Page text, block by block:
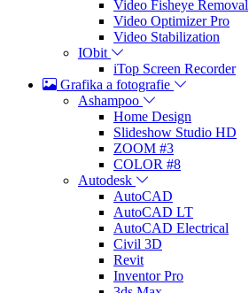
Video Fisheye Removal
Video Optimizer Pro
Video Stabilization
IObit
iTop Screen Recorder
Grafika a fotografie
Ashampoo
Home Design
Slideshow Studio HD
ZOOM #3
COLOR #8
Autodesk
AutoCAD
AutoCAD LT
AutoCAD Electrical
Civil 3D
Revit
Inventor Pro